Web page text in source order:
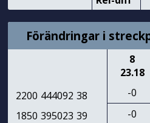
Förändringar i
2200 444092 38
1850 395023 39
8
23.18
-0
-0